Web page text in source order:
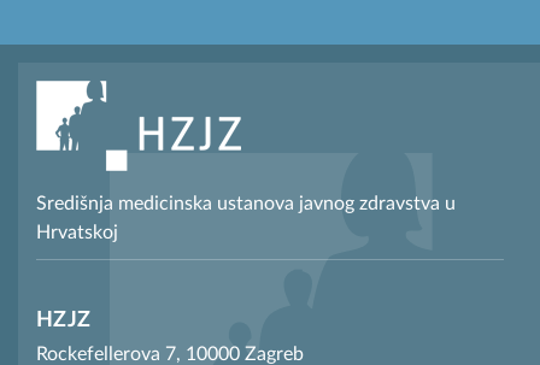
Središnja medicinska ustanova javnog zdravstva u
Hrvatskoj
HZJZ
Rockefellerova 7, 10000 Zagreb